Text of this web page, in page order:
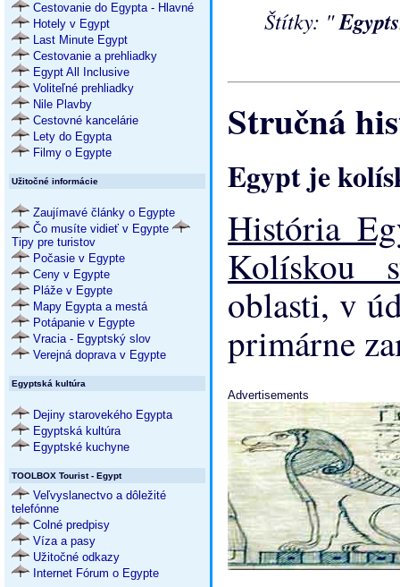
Cestovanie do Egypta - Hlavné
Hotely v Egypt
Last Minute Egypt
Cestovanie a prehliadky
Egypt All Inclusive
Voliteľné prehliadky
Nile Plavby
Cestovné kancelárie
Lety do Egypta
Filmy o Egypte
Užitočné informácie
Zaujímavé články o Egypte
Čo musíte vidieť v Egypte
Tipy pre turistov
Počasie v Egypte
Ceny v Egypte
Pláže v Egypte
Mapy Egypta a mestá
Potápanie v Egypte
Vracia - Egyptský slov
Verejná doprava v Egypte
Egyptská kultúra
Dejiny starovekého Egypta
Egyptská kultúra
Egyptské kuchyne
TOOLBOX Tourist - Egypt
Veľvyslanectvo a dôležité
telefónne
Colné predpisy
Víza a pasy
Užitočné odkazy
Internet Fórum o Egypte
Štítky: "
Stručná
Egypt je
História
Kolískou
oblasti, v
primárne
Advertisements